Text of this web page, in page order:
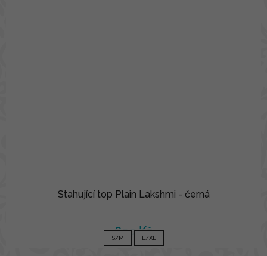
Stahující top Plain Lakshmi - černá
690 Kč
S/M L/XL